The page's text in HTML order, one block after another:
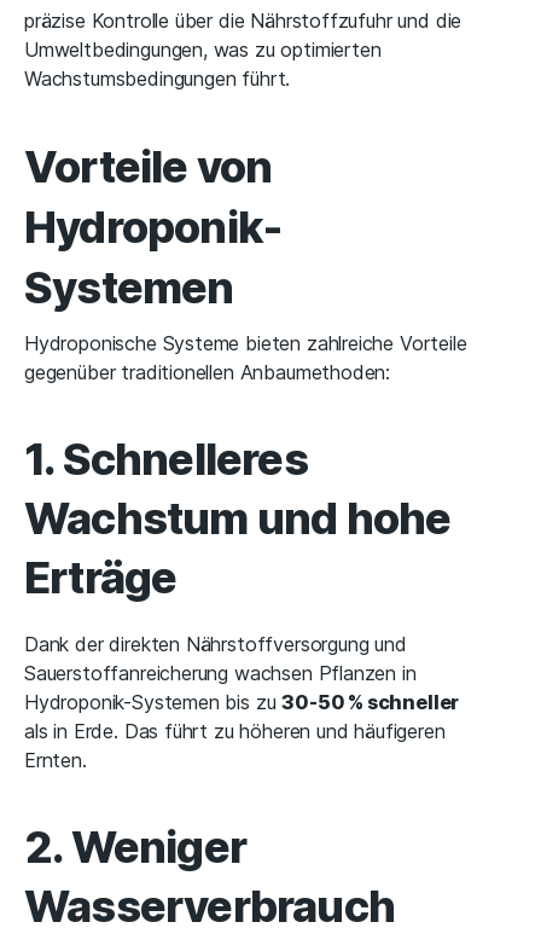
präzise Kontrolle über die Nährstoffzufuhr und die
Umweltbedingungen, was zu optimierten
Wachstumsbedingungen führt.
Vorteile von
Hydroponik-
Systemen
Hydroponische Systeme bieten zahlreiche Vorteile
gegenüber traditionellen Anbaumethoden:
1. Schnelleres
Wachstum und hohe
Erträge
Dank der direkten Nährstoffversorgung und
Sauerstoffanreicherung wachsen Pflanzen in
Hydroponik-Systemen bis zu30-50 % schneller
als in Erde. Das führt zu höheren und häufigeren
Ernten.
2. Weniger
Wasserverbrauch